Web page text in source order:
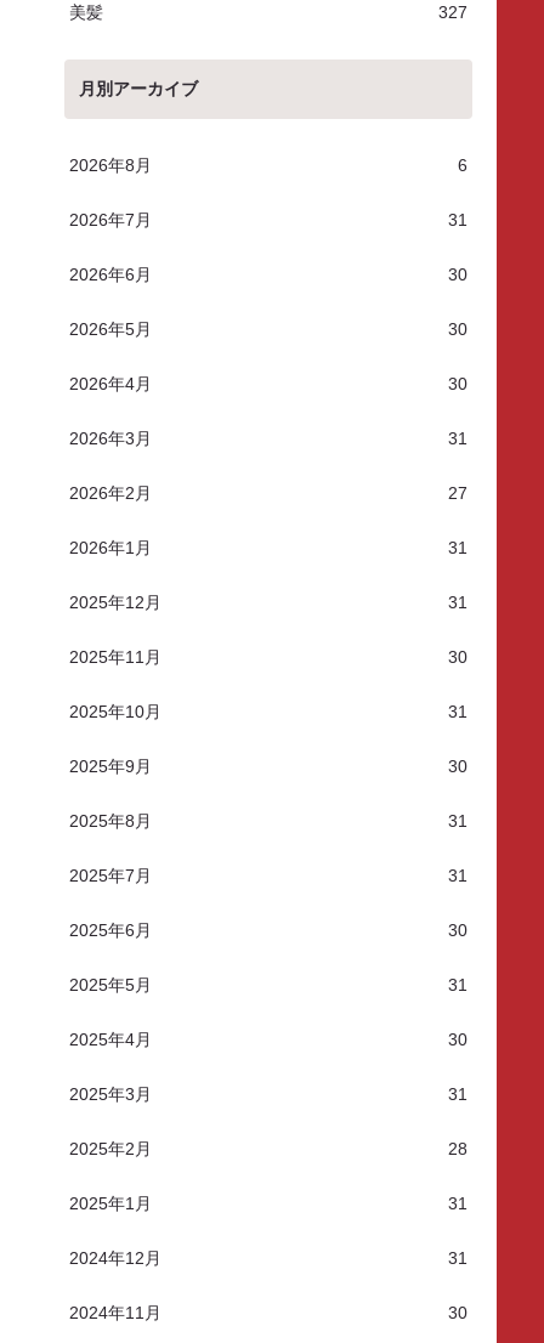
美髪 327
月別アーカイブ
2026年8月 6
2026年7月 31
2026年6月 30
2026年5月 30
2026年4月 30
2026年3月 31
2026年2月 27
2026年1月 31
2025年12月 31
2025年11月 30
2025年10月 31
2025年9月 30
2025年8月 31
2025年7月 31
2025年6月 30
2025年5月 31
2025年4月 30
2025年3月 31
2025年2月 28
2025年1月 31
2024年12月 31
2024年11月 30